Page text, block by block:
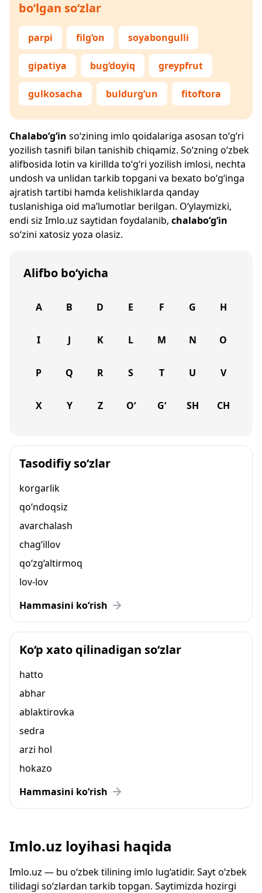
bo‘lgan so‘zlar
parpi filg‘on soyabongulli
gipatiya bug‘doyiq greypfrut
gulkosacha buldurg‘un fitoftora
Chalabo‘g‘in so‘zining imlo qoidalariga asosan to‘g‘ri
yozilish tasnifi bilan tanishib chiqamiz. So‘zning o‘zbek
alifbosida lotin va kirillda to‘g‘ri yozilish imlosi, nechta
undosh va unlidan tarkib topgani va bexato bo‘g‘inga
ajratish tartibi hamda kelishiklarda qanday
tuslanishiga oid ma’lumotlar berilgan. O‘ylaymizki,
endi siz Imlo.uz saytidan foydalanib, chalabo‘g‘in
so‘zini xatosiz yoza olasiz.
Alifbo bo‘yicha
A B D E F G H
I J K L M N O
P Q R S T U V
X Y Z O‘ G‘ SH CH
Tasodifiy so‘zlar
korgarlik
qo‘ndoqsiz
avarchalash
chag‘illov
qo‘zg‘altirmoq
lov-lov
Hammasini ko‘rish
Ko‘p xato qilinadigan so‘zlar
hatto
abhar
ablaktirovka
sedra
arzi hol
hokazo
Hammasini ko‘rish
Imlo.uz loyihasi haqida
Imlo.uz — bu o‘zbek tilining imlo lug‘atidir. Sayt o‘zbek
tilidagi so‘zlardan tarkib topgan. Saytimizda hozirgi